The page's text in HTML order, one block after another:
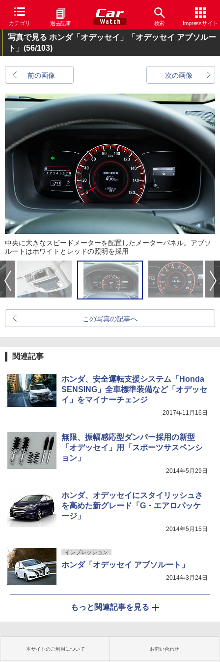
カテゴリ 過去記事 検索 Impressサイト
写真で見る ホンダ「オデッセイ」「オデッセイ アブソルー
ト」 (56/103)
前の画像 次の画像
中央に大きなスピードメーターを配置したメーターパネル。アブソ
ルートはホワイトとレッドの照明を採用
この写真の記事へ
関連記事
ホンダ、安全運転支援システム「Honda
SENSING」全車標準装備など「オデッセ
イ」をマイナーチェンジ
2017年11月16日
無限、振幅感応型ダンパー採用の新型
「オデッセイ」用「スポーツサスペンシ
ョン」
2014年5月29日
ホンダ、オデッセイにスタイリッシュさ
を高めた新グレード「G・エアロパッケ
ージ」
2014年5月15日
インプレッション
ホンダ「オデッセイ アブソルート」
2014年3月24日
もっと関連記事を見る
本サイトのご利用について お問い合わせ